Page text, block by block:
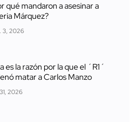
qué mandaron a asesinar a
Márquez?
3, 2026
es la razón por la que el ´R1´
matar a Carlos Manzo
2026